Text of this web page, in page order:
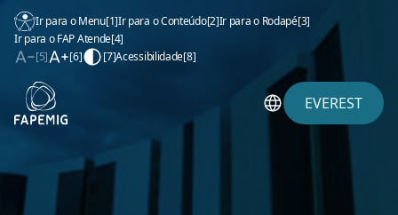
Ir para o Menu[1]Ir para o Conteúdo[2]Ir para o Rodapé[3]
Ir para o FAP Atende[4]
[5]
[6] [7]Acessibilidade[8]
EVEREST